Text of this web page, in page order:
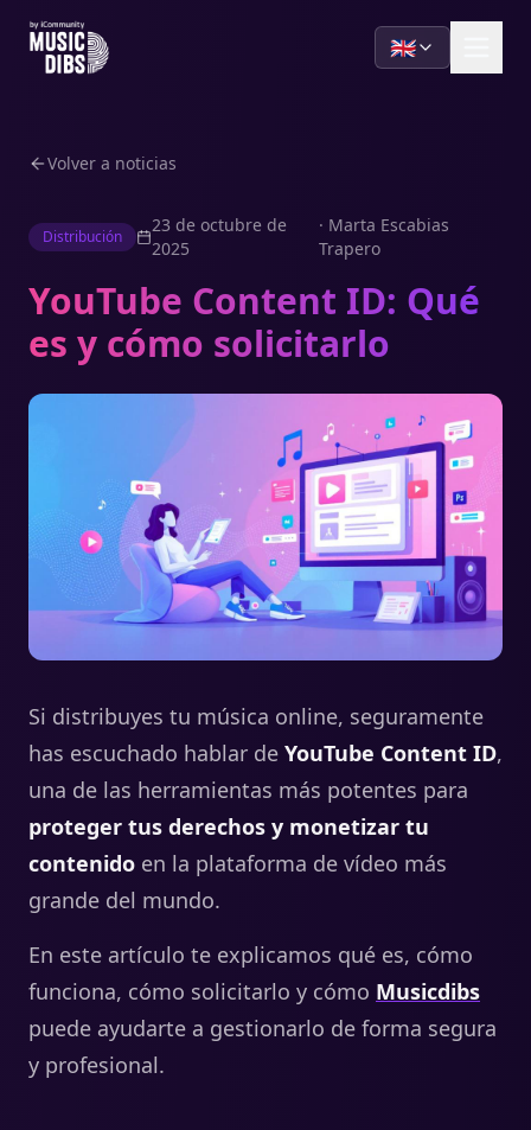
🇬🇧
Volver a noticias
Distribución
23 de octubre de
2025
· Marta Escabias
Trapero
YouTube Content ID: Qué
es y cómo solicitarlo
Si distribuyes tu música online, seguramente
has escuchado hablar de YouTube Content ID,
una de las herramientas más potentes para
proteger tus derechos y monetizar tu
contenido en la plataforma de vídeo más
grande del mundo.
En este artículo te explicamos qué es, cómo
funciona, cómo solicitarlo y cómo Musicdibs
puede ayudarte a gestionarlo de forma segura
y profesional.